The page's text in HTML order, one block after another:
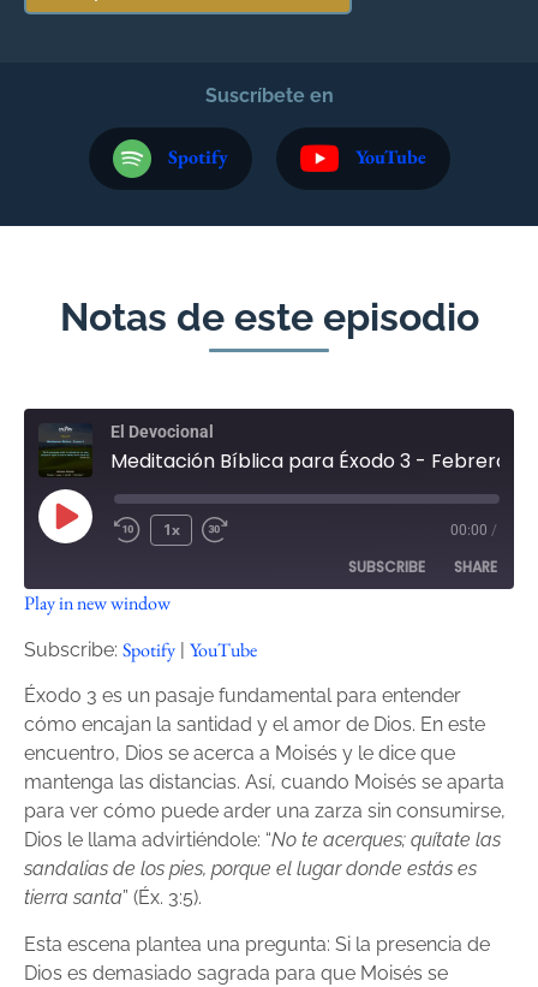
Suscríbete en
Spotify YouTube
Notas de este episodio
El Devocional
1x 00:00 /
SUBSCRIBE SHARE
Spotify
SHARE
LINK
EMBED
Play in new window
Subscribe: Spotify | YouTube
Éxodo 3 es un pasaje fundamental para entender
cómo encajan la santidad y el amor de Dios. En este
encuentro, Dios se acerca a Moisés y le dice que
mantenga las distancias. Así, cuando Moisés se aparta
para ver cómo puede arder una zarza sin consumirse,
Dios le llama advirtiéndole: “No te acerques; quítate las
sandalias de los pies, porque el lugar donde estás es
tierra santa” (Éx. 3:5).
Esta escena plantea una pregunta: Si la presencia de
Dios es demasiado sagrada para que Moisés se